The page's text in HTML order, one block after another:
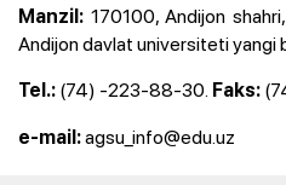
Manzil: 170100, Andijon
Andijon davlat universiteti yangi
Tel.: (74) -223-88-30. Faks:
e-mail:agsu_info@edu.uz